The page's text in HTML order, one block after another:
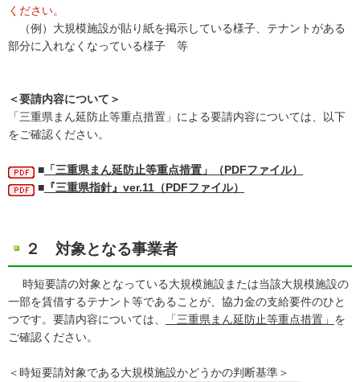
ください。
（例）大規模施設が貼り紙を掲示している様子、テナントがある
部分に入れなくなっている様子 等
＜要請内容について＞
「三重県まん延防止等重点措置」による要請内容については、以下
をご確認ください。
■ 「三重県まん延防止等重点措置」（PDFファイル）
■ 『三重県指針』ver.11（PDFファイル）
２ 対象となる事業者
時短要請の対象となっている大規模施設または当該大規模施設の
一部を賃借するテナント等であることが、協力金の支給要件のひと
つです。要請内容については、
「三重県まん延防止等重点措置」 を
ご確認ください。
＜時短要請対象である大規模施設かどうかの判断基準＞